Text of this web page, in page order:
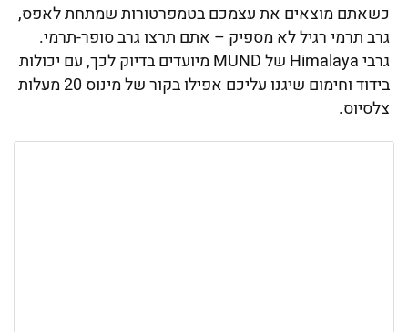
כשאתם מוצאים את עצמכם בטמפרטורות שמתחת לאפס,
גרב תרמי רגיל לא מספיק – אתם תרצו גרב סופר-תרמי.
גרבי Himalaya של MUND מיועדים בדיוק לכך, עם יכולות
בידוד וחימום שיגנו עליכם אפילו בקור של מינוס 20 מעלות
צלסיוס.